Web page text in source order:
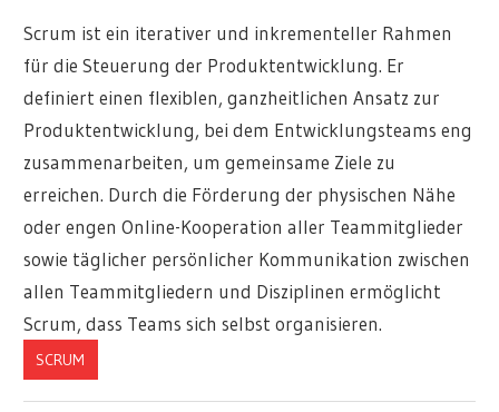
Scrum ist ein iterativer und inkrementeller Rahmen
für die Steuerung der Produktentwicklung. Er
definiert einen flexiblen, ganzheitlichen Ansatz zur
Produktentwicklung, bei dem Entwicklungsteams eng
zusammenarbeiten, um gemeinsame Ziele zu
erreichen. Durch die Förderung der physischen Nähe
oder engen Online-Kooperation aller Teammitglieder
sowie täglicher persönlicher Kommunikation zwischen
allen Teammitgliedern und Disziplinen ermöglicht
Scrum, dass Teams sich selbst organisieren.
SCRUM